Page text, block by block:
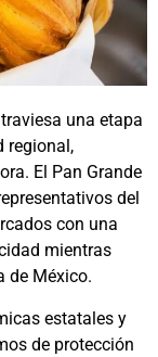
una etapa
regional,
El Pan Grande
del
con una
mientras
de México.
estatales y
de protección